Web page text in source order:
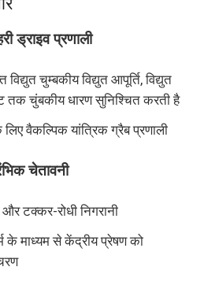
ड्राइव प्रणाली
चुम्बकीय विद्युत आपूर्ति, विद्युत
तक चुंबकीय धारण सुनिश्चित करती है
वैकल्पिक यांत्रिक ग्रैब प्रणाली
चेतावनी
टक्कर-रोधी निगरानी
के माध्यम से केंद्रीय प्रेषण को